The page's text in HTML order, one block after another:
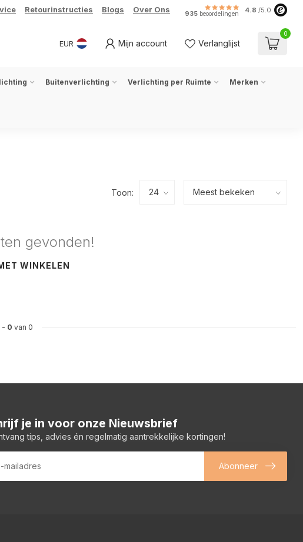
Retourinstructies Blogs Over Ons 935 beoordelingen 4.8 /5.0
EUR Mijn account Verlanglijst
0
Buitenverlichting Verlichting per Ruimte Merken
Toon:
gevonden!
WINKELEN
- 0 van 0
je in voor onze Nieuwsbrief
tips, advies én regelmatig aantrekkelijke kortingen!
Abonneer